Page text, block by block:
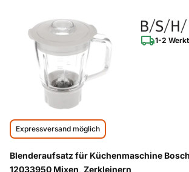
1-2
Expressversand möglich
Blenderaufsatz für Küchenmaschine
12033950 Mixen, Zerkleinern